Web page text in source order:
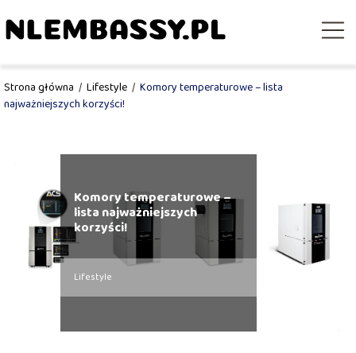
Strona główna / Lifestyle / Komory temperaturowe – lista
najważniejszych korzyści!
Komory temperaturowe –
lista najważniejszych
korzyści!
Lifestyle